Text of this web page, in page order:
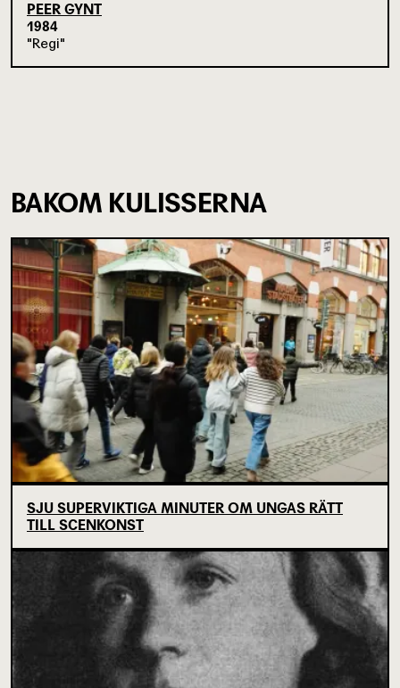
PEER GYNT
1984
Regi
BAKOM KULISSERNA
SJU SUPERVIKTIGA MINUTER OM UNGAS RÄTT
TILL SCENKONST